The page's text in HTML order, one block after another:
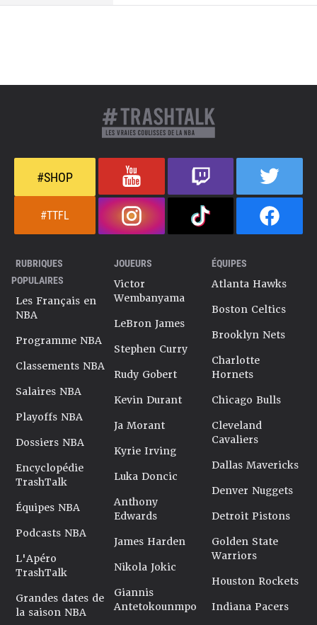
#SHOP
#TTFL
RUBRIQUES
POPULAIRES
Les Français en
NBA
Programme NBA
Classements NBA
Salaires NBA
Playoffs NBA
Dossiers NBA
Encyclopédie
TrashTalk
Équipes NBA
Podcasts NBA
L'Apéro
TrashTalk
Grandes dates de
la saison NBA
JOUEURS
Victor
Wembanyama
LeBron James
Stephen Curry
Rudy Gobert
Kevin Durant
Ja Morant
Kyrie Irving
Luka Doncic
Anthony
Edwards
James Harden
Nikola Jokic
Giannis
Antetokounmpo
ÉQUIPES
Atlanta Hawks
Boston Celtics
Brooklyn Nets
Charlotte
Hornets
Chicago Bulls
Cleveland
Cavaliers
Dallas Mavericks
Denver Nuggets
Detroit Pistons
Golden State
Warriors
Houston Rockets
Indiana Pacers